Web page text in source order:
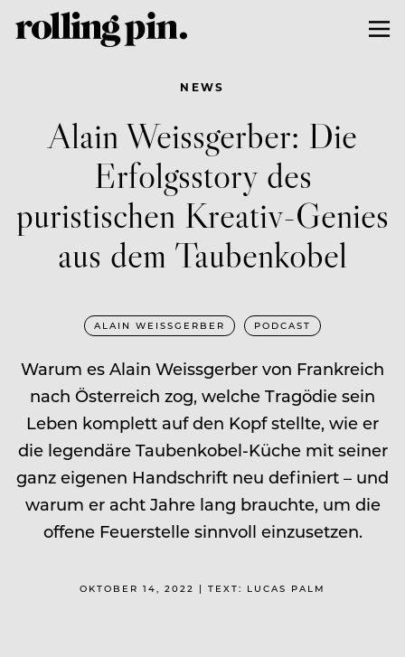
NEWS
Alain Weissgerber: Die
Erfolgsstory des
puristischen Kreativ-Genies
aus dem Taubenkobel
ALAIN WEISSGERBER PODCAST
Warum es Alain Weissgerber von Frankreich
nach Österreich zog, welche Tragödie sein
Leben komplett auf den Kopf stellte, wie er
die legendäre Taubenkobel-Küche mit seiner
ganz eigenen Handschrift neu definiert – und
warum er acht Jahre lang brauchte, um die
offene Feuerstelle sinnvoll einzusetzen.
OKTOBER 14, 2022 | TEXT: LUCAS PALM